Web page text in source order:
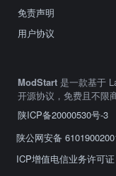
免责声明
用户协议
ModStart 是一款基于
开源协议，免费且不限
陕ICP备20000530号-3
陕公网安备
ICP增值电信业务许可证